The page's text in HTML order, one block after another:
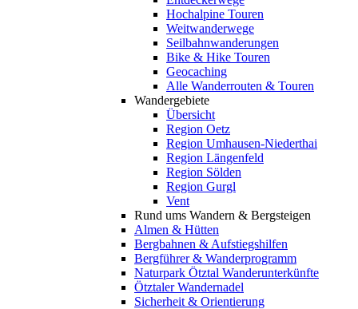
Hochalpine Touren
Weitwanderwege
Seilbahnwanderungen
Bike & Hike Touren
Geocaching
Alle Wanderrouten & Touren
Wandergebiete
Übersicht
Region Oetz
Region Umhausen-Niederthai
Region Längenfeld
Region Sölden
Region Gurgl
Vent
Rund ums Wandern & Bergsteigen
Almen & Hütten
Bergbahnen & Aufstiegshilfen
Bergführer & Wanderprogramm
Naturpark Ötztal Wanderunterkünfte
Ötztaler Wandernadel
Sicherheit & Orientierung